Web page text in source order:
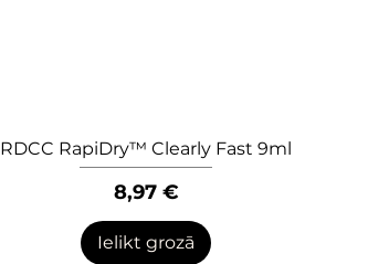
Quick View
RDCC RapiDry™ Clearly Fast 9ml
Price
8,97 €
Ielikt grozā